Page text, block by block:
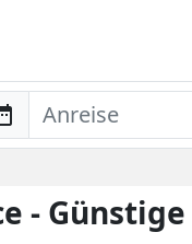
- Günstige